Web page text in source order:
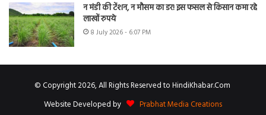
न मंडी की टेंशन, न मौसम का डर! इस फसल से किसान कमा रहे
लाखों रुपये
8 July 2026 - 6:07 PM
© Copyright 2026, All Rights Reserved to HindiKhabar.Com
Website Developed by
Prabhat Media Creations